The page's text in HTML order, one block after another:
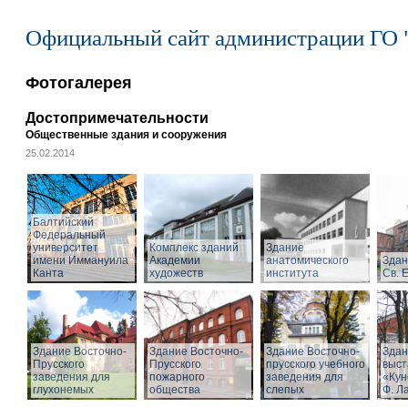
Официальный сайт администрации ГО
Фотогалерея
Достопримечательности
Общественные здания и сооружения
25.02.2014
Балтийский
Федеральный
университет
имени Иммануила
Канта
Комплекс зданий
Академии
художеств
Здание
анатомического
института
Св.
Здание Восточно-
Прусского
заведения для
глухонемых
Здание Восточно-
Прусского
пожарного
общества
Здание Восточно-
прусского учебного
заведения для
слепых
Ф.